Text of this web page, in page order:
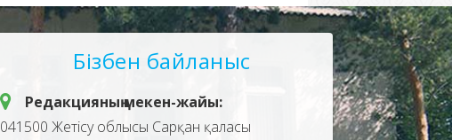
Бізбен байланыс
Редакцияның мекен-жайы:
041500 Жетісу облысы Сарқан қаласы